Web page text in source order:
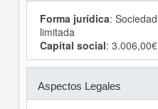
Forma jurídica: Sociedad
limitada
Capital social: 3.006,00€
Aspectos Legales